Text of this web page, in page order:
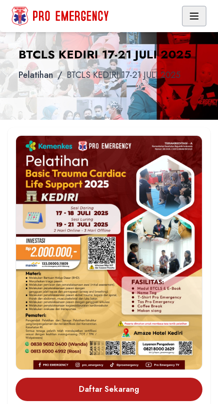
BTCLS KEDIRI 17-21 JULI 2025
Pelatihan /BTCLS KEDIRI 17-21 JULI 2025
Daftar Sekarang